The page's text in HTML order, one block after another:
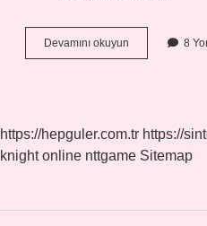
Devamını okuyun
Mezhep
8
https://hepguler.com.tr https://
knight online nttgame Sitemap